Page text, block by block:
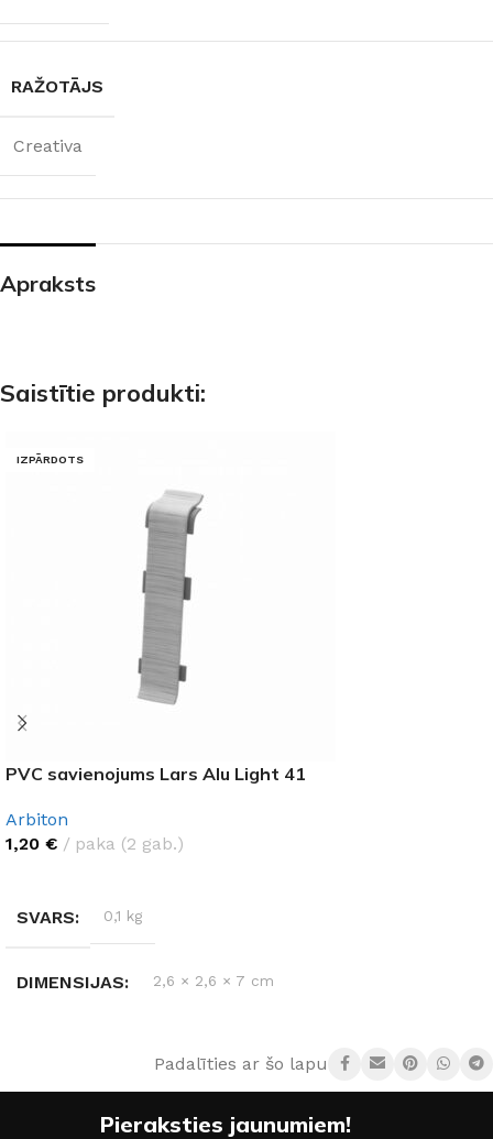
RAŽOTĀJS
Creativa
Apraksts
Saistītie produkti:
IZPĀRDOTS
PVC savienojums Lars Alu Light 41
Arbiton
1,20 € paka (2 gab.)
SVARS 0,1 kg
DIMENSIJAS 2,6 × 2,6 × 7 cm
Padalīties ar šo lapu:
Pieraksties jaunumiem!